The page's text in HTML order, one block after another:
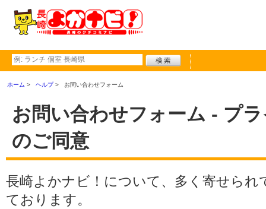
ホーム ヘルプ お問い合わせフォーム
お問い合わせフォーム - プ
のご同意
長崎よかナビ！について、多く寄せられ
ております。